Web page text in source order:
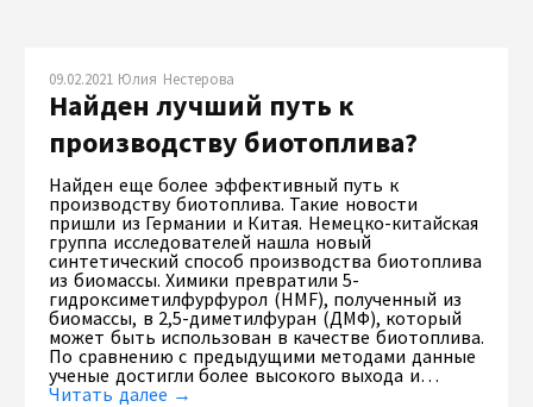
09.02.2021 Юлия Нестерова
Найден лучший путь к
производству биотоплива?
Найден еще более эффективный путь к
производству биотоплива. Такие новости
пришли из Германии и Китая. Немецко-китайская
группа исследователей нашла новый
синтетический способ производства биотоплива
из биомассы. Химики превратили 5-
гидроксиметилфурфурол (HMF), полученный из
биомассы, в 2,5-диметилфуран (ДМФ), который
может быть использован в качестве биотоплива.
По сравнению с предыдущими методами данные
ученые достигли более высокого выхода и…
Читать далее →